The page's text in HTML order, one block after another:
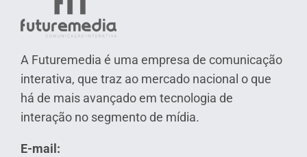
A Futuremedia é uma empresa de comunicação
interativa, que traz ao mercado nacional o que
há de mais avançado em tecnologia de
interação no segmento de mídia.
E-mail: